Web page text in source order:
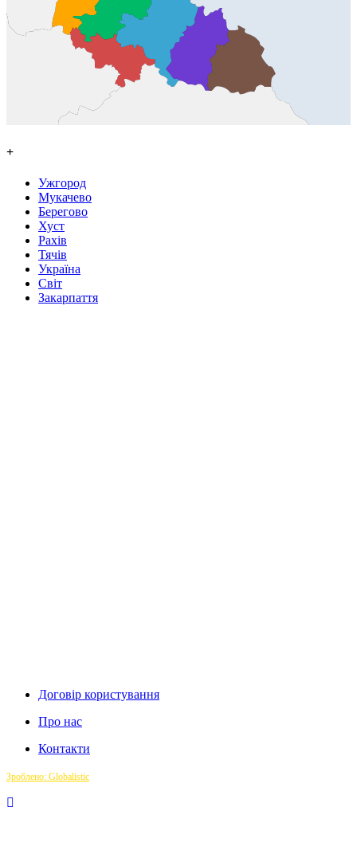
+
Ужгород
Мукачево
Берегово
Хуст
Рахів
Тячів
Україна
Світ
Закарпаття
Договір користування
Про нас
Контакти
Зроблено: Globalistic